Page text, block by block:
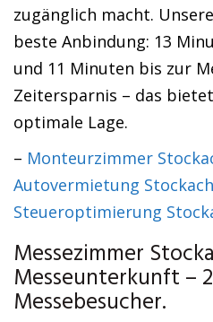
zugänglich macht.
beste Anbindung: 13
und 11 Minuten bis zur
Zeitersparnis – das
optimale Lage.
– Monteurzimmer
Autovermietung
Steueroptimierung
Messezimmer
Messeunterkunft –
Messebesucher.